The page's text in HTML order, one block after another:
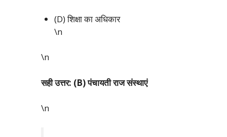
(D) शिक्षा का अधिकार
\n
\n
सही उत्तर: (B) पंचायती राज संस्थाएं
\n